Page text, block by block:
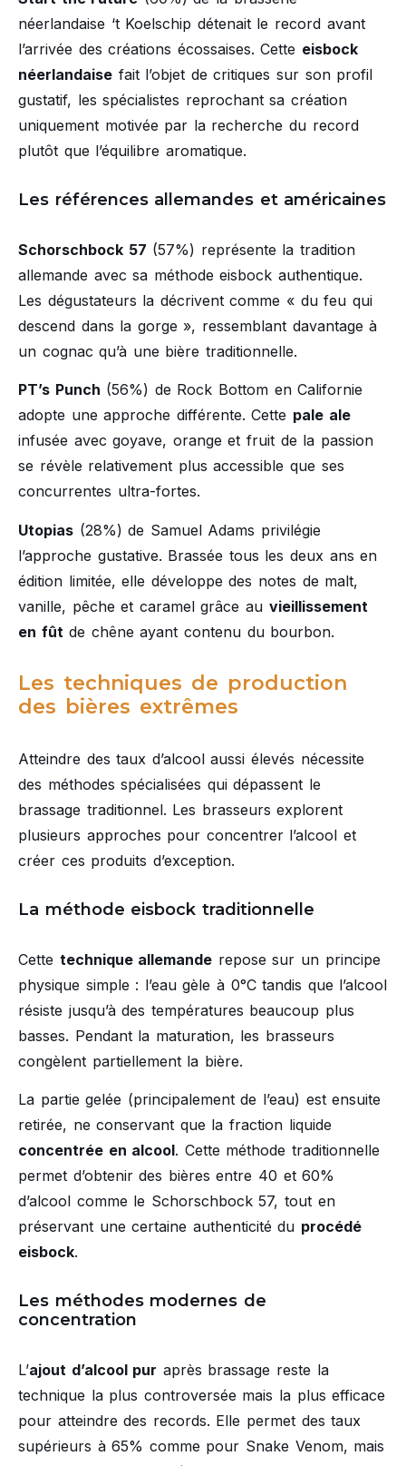
néerlandaise ‘t Koelschip détenait le record avant
l’arrivée des créations écossaises. Cette eisbock
néerlandaise fait l’objet de critiques sur son profil
gustatif, les spécialistes reprochant sa création
uniquement motivée par la recherche du record
plutôt que l’équilibre aromatique.
Les références allemandes et américaines
Schorschbock 57 (57%) représente la tradition
allemande avec sa méthode eisbock authentique.
Les dégustateurs la décrivent comme « du feu qui
descend dans la gorge », ressemblant davantage à
un cognac qu’à une bière traditionnelle.
PT’s Punch (56%) de Rock Bottom en Californie
adopte une approche différente. Cette pale ale
infusée avec goyave, orange et fruit de la passion
se révèle relativement plus accessible que ses
concurrentes ultra-fortes.
Utopias (28%) de Samuel Adams privilégie
l’approche gustative. Brassée tous les deux ans en
édition limitée, elle développe des notes de malt,
vanille, pêche et caramel grâce au vieillissement
en fût de chêne ayant contenu du bourbon.
Les techniques de production
des bières extrêmes
Atteindre des taux d’alcool aussi élevés nécessite
des méthodes spécialisées qui dépassent le
brassage traditionnel. Les brasseurs explorent
plusieurs approches pour concentrer l’alcool et
créer ces produits d’exception.
La méthode eisbock traditionnelle
Cette technique allemande repose sur un principe
physique simple : l’eau gèle à 0°C tandis que l’alcool
résiste jusqu’à des températures beaucoup plus
basses. Pendant la maturation, les brasseurs
congèlent partiellement la bière.
La partie gelée (principalement de l’eau) est ensuite
retirée, ne conservant que la fraction liquide
concentrée en alcool. Cette méthode traditionnelle
permet d’obtenir des bières entre 40 et 60%
d’alcool comme le Schorschbock 57, tout en
préservant une certaine authenticité du procédé
eisbock.
Les méthodes modernes de
concentration
L’ajout d’alcool pur après brassage reste la
technique la plus controversée mais la plus efficace
pour atteindre des records. Elle permet des taux
supérieurs à 65% comme pour Snake Venom, mais